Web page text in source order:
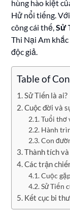
hùng hào kiệt
Hử nổi tiếng.
công cái thế,Sử
Thi Nại Am
độc giả.
Table of
Sử Tiến là ai?
Cuộc đời và
Tuổi thơ
Hành
Con
Thành tích
Các trận
Cuộc
Sử Tiến
Kết cục bi